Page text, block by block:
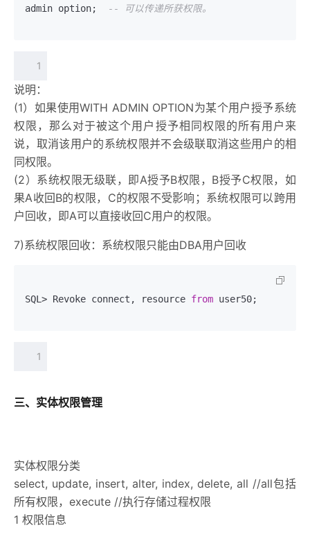
admin option;
-- 可以传递所获权限。
1
说明：
(1）如果使用WITH ADMIN OPTION为某个用户授予系统
权限，那么对于被这个用户授予相同权限的所有用户来
说，取消该用户的系统权限并不会级联取消这些用户的相
同权限。
(2）系统权限无级联，即A授予B权限，B授予C权限，如
果A收回B的权限，C的权限不受影响；系统权限可以跨用
户回收，即A可以直接收回C用户的权限。
7)系统权限回收：系统权限只能由DBA用户回收
SQL> Revoke connect, resource from user50;
1
三、实体权限管理
实体权限分类
select, update, insert, alter, index, delete, all //all包括
所有权限，execute //执行存储过程权限
1 权限信息